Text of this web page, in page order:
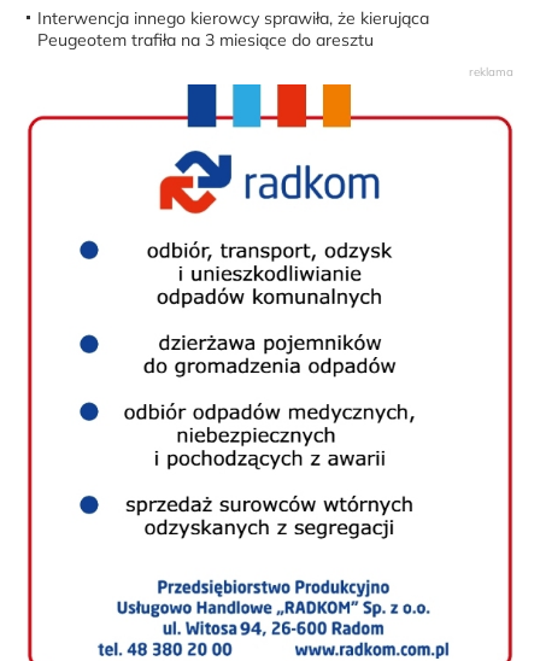
Interwencja innego kierowcy sprawiła, że kierująca
Peugeotem trafiła na 3 miesiące do aresztu